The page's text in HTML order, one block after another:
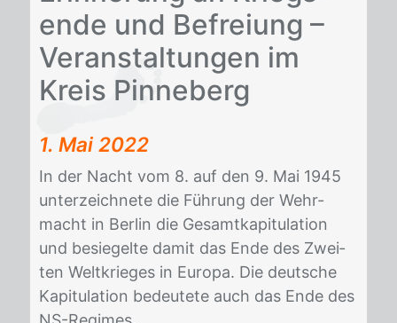
en­de und Be­frei­ung –
Ver­an­stal­tun­gen im
Kreis Pin­ne­berg
1. Mai 2022
In der Nacht vom 8. auf den 9. Mai 1945
un­ter­zeich­ne­te die Füh­rung der Wehr­
macht in Ber­lin die Ge­samt­ka­pi­tu­la­ti­on
und be­sie­gel­te da­mit das Ende des Zwei­
ten Welt­krie­ges in Eu­ro­pa. Die deut­sche
Ka­pi­tu­la­ti­on be­deu­te­te auch das Ende des